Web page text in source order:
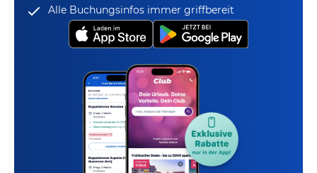
Alle Buchungsinfos immer griffbereit